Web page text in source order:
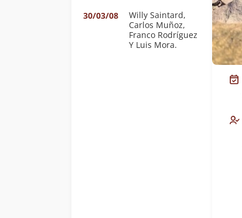
30/03/08
Willy Saintard,
Carlos Muñoz,
Franco Rodríguez
Y Luis Mora.